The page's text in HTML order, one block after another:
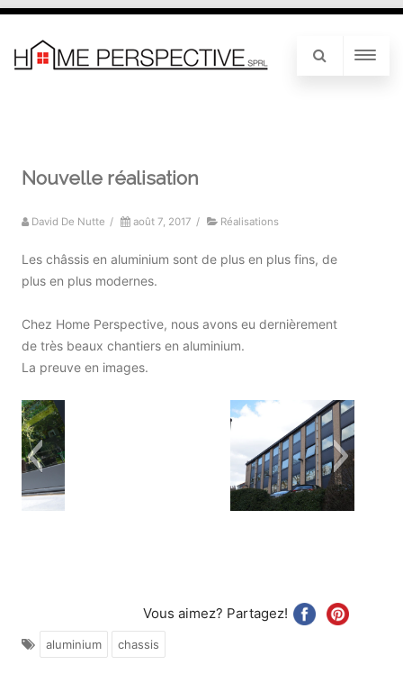
Nouvelle réalisation
David De Nutte / août 7, 2017 / Réalisations
Les châssis en aluminium sont de plus en plus fins, de
plus en plus modernes.
Chez Home Perspective, nous avons eu dernièrement
de très beaux chantiers en aluminium.
La preuve en images.
Chassis et Moustiquaires
Chassis et Moustiquaires Reynaers
Coulissant en aluminium ultra-fin
Châssis en aluminium
Vous aimez? Partagez!
aluminium chassis